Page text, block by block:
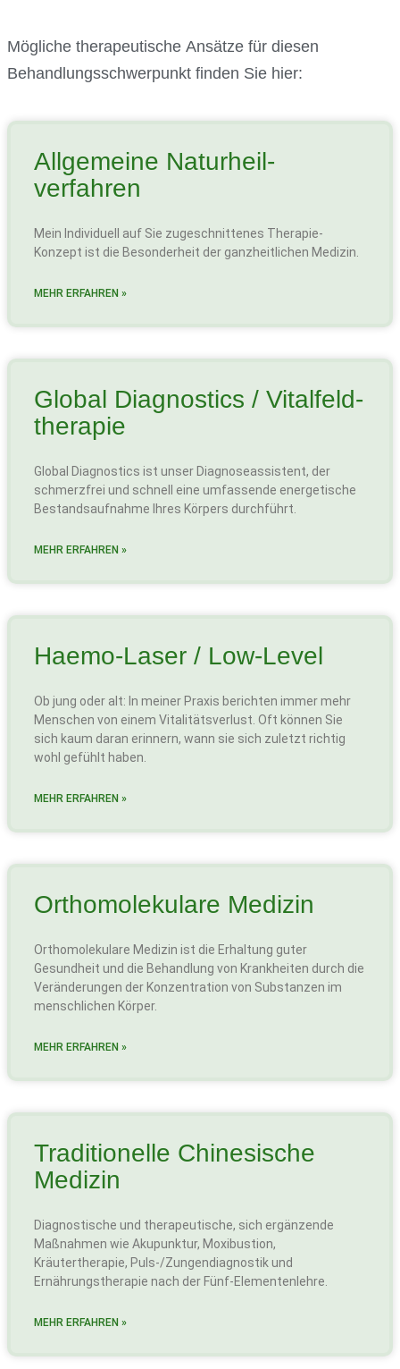
Mögliche therapeutische Ansätze für diesen
Behandlungsschwerpunkt finden Sie hier:
Allgemeine Naturheil­
verfahren
Mein Individuell auf Sie zugeschnittenes Therapie-
Konzept ist die Besonderheit der ganzheitlichen Medizin.
MEHR ERFAHREN »
Global Diagnostics / Vitalfeld­
therapie
Global Diagnostics ist unser Diagnoseassistent, der
schmerzfrei und schnell eine umfassende energetische
Bestandsaufnahme Ihres Körpers durchführt.
MEHR ERFAHREN »
Haemo-Laser / Low-Level
Ob jung oder alt: In meiner Praxis berichten immer mehr
Menschen von einem Vitalitätsverlust. Oft können Sie
sich kaum daran erinnern, wann sie sich zuletzt richtig
wohl gefühlt haben.
MEHR ERFAHREN »
Ortho­molekulare Medizin
Orthomolekulare Medizin ist die Erhaltung guter
Gesundheit und die Behandlung von Krankheiten durch die
Veränderungen der Konzentration von Substanzen im
menschlichen Körper.
MEHR ERFAHREN »
Traditio­nelle Chinesische
Medizin
Diagnostische und therapeutische, sich ergänzende
Maßnahmen wie Akupunktur, Moxibustion,
Kräutertherapie, Puls-/Zungendiagnostik und
Ernährungstherapie nach der Fünf-Elementenlehre.
MEHR ERFAHREN »